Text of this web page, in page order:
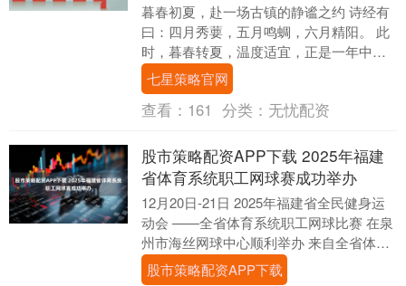
暮春初夏，赴一场古镇的静谧之约 诗经有
曰：四月秀葽，五月鸣蜩，六月精阳。 此
时，暮春转夏，温度适宜，正是一年中最
好的旅行时间。风里带着微暖，阳光不
燥，时光正好。....
七星策略官网
查看： 161 分类： 无忧配资
股市策略配资APP下载 2025年福建
省体育系统职工网球赛成功举办
12月20日-21日 2025年福建省全民健身运
动会 ——全省体育系统职工网球比赛 在泉
州市海丝网球中心顺利举办 来自全省体育
系统的14支代表队 近200名选手....
股市策略配资APP下载